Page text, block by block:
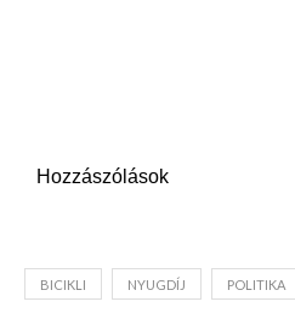
Hozzászólások
BICIKLI NYUGDÍJ POLITIKA